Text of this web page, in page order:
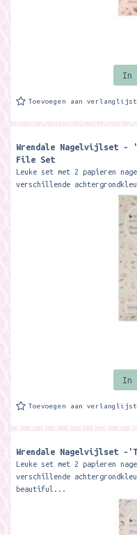
In
Toevoegen aan
Wrendale Nagelvijlset -
File Set
Leuke set met 2 papieren
verschillende
In
Toevoegen aan
Wrendale Nagelvijlset -
Leuke set met 2 papieren
verschillende
beautiful...